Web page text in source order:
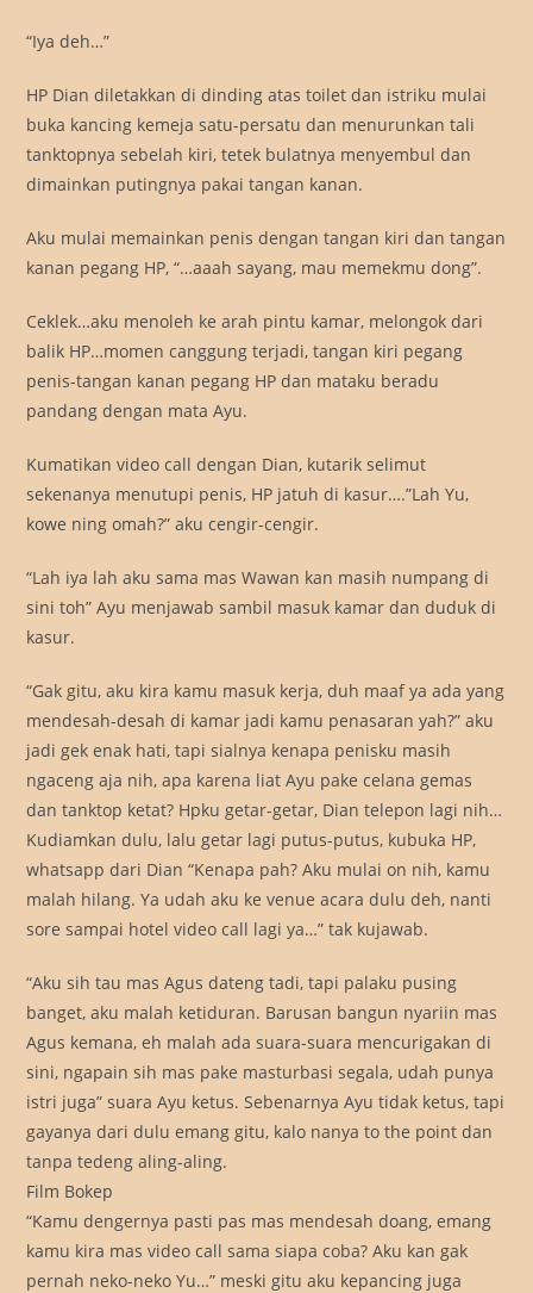
“Iya deh…”
HP Dian diletakkan di dinding atas toilet dan istriku mulai
buka kancing kemeja satu-persatu dan menurunkan tali
tanktopnya sebelah kiri, tetek bulatnya menyembul dan
dimainkan putingnya pakai tangan kanan.
Aku mulai memainkan penis dengan tangan kiri dan tangan
kanan pegang HP, “…aaah sayang, mau memekmu dong”.
Ceklek…aku menoleh ke arah pintu kamar, melongok dari
balik HP…momen canggung terjadi, tangan kiri pegang
penis-tangan kanan pegang HP dan mataku beradu
pandang dengan mata Ayu.
Kumatikan video call dengan Dian, kutarik selimut
sekenanya menutupi penis, HP jatuh di kasur….”Lah Yu,
kowe ning omah?” aku cengir-cengir.
“Lah iya lah aku sama mas Wawan kan masih numpang di
sini toh” Ayu menjawab sambil masuk kamar dan duduk di
kasur.
“Gak gitu, aku kira kamu masuk kerja, duh maaf ya ada yang
mendesah-desah di kamar jadi kamu penasaran yah?” aku
jadi gek enak hati, tapi sialnya kenapa penisku masih
ngaceng aja nih, apa karena liat Ayu pake celana gemas
dan tanktop ketat? Hpku getar-getar, Dian telepon lagi nih…
Kudiamkan dulu, lalu getar lagi putus-putus, kubuka HP,
whatsapp dari Dian “Kenapa pah? Aku mulai on nih, kamu
malah hilang. Ya udah aku ke venue acara dulu deh, nanti
sore sampai hotel video call lagi ya…” tak kujawab.
“Aku sih tau mas Agus dateng tadi, tapi palaku pusing
banget, aku malah ketiduran. Barusan bangun nyariin mas
Agus kemana, eh malah ada suara-suara mencurigakan di
sini, ngapain sih mas pake masturbasi segala, udah punya
istri juga” suara Ayu ketus. Sebenarnya Ayu tidak ketus, tapi
gayanya dari dulu emang gitu, kalo nanya to the point dan
tanpa tedeng aling-aling.
Film Bokep
“Kamu dengernya pasti pas mas mendesah doang, emang
kamu kira mas video call sama siapa coba? Aku kan gak
pernah neko-neko Yu…” meski gitu aku kepancing juga